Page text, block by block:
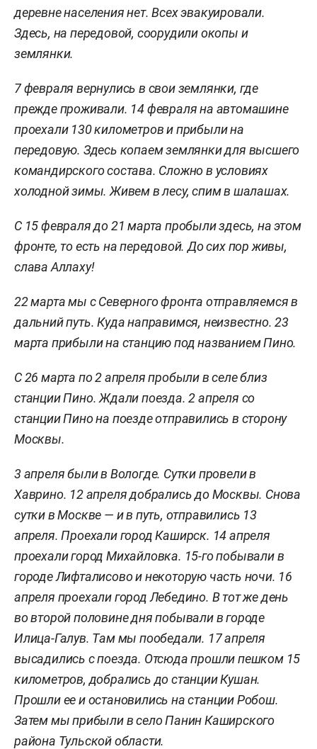
деревне населения нет. Всех эвакуировали.
Здесь, на передовой, соорудили окопы и
землянки.
7 февраля вернулись в свои землянки, где
прежде проживали. 14 февраля на автомашине
проехали 130 километрови прибыли на
передовую. Здесь копаем землянки для высшего
командирского состава. Сложно в условиях
холодной зимы. Живем в лесу, спим в шалашах.
С 15 февраля до 21 марта пробыли здесь, на этом
фронте, то есть на передовой. До сих пор живы,
слава Аллаху!
22 марта мы с Северного фронта отправляемся в
дальний путь. Куда направимся, неизвестно. 23
марта прибыли на станцию под названием Пино.
С 26 марта по 2 апреля пробыли в селе близ
станции Пино. Ждали поезда. 2 апреля со
станции Пино на поезде отправились в сторону
Москвы.
3 апреля были в Вологде. Сутки провели в
Хаврино. 12 апреля добрались до Москвы. Снова
сутки в Москве — и в путь, отправились 13
апреля. Проехали город Каширск. 14 апреля
проехали город Михайловка. 15-го побывали в
городе Лифталисово и некоторую часть ночи. 16
апреля проехали город Лебедино. В тот же день
во второй половине дня побывали в городе
Илица-Галув. Там мы пообедали. 17 апреля
высадились с поезда. Отсюда прошли пешком 15
километров, добрались до станции Кушан.
Прошли ее и остановились на станции Робош.
Затем мы прибыли в село Панин Каширского
района Тульской области.